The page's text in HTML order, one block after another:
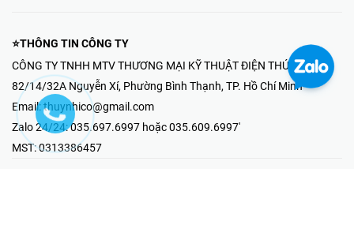
⭐THÔNG TIN CÔNG TY
CÔNG TY TNHH MTV THƯƠNG MẠI KỸ THUẬT ĐIỆN THÚY NHI
82/14/32A Nguyễn Xí, Phường Bình Thạnh, TP. Hồ Chí Minh
Email: thuynhico@gmail.com
Zalo 24/24:035.697.6997 hoặc 035.609.6997'
MST:0313386457